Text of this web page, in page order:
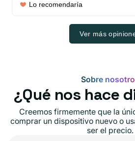
Lo recomendaría
Ver más
Sobre
¿Qué nos hace
Creemos firmemente que la
comprar un dispositivo nuevo o
ser el precio.